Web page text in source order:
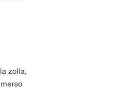
zolla,